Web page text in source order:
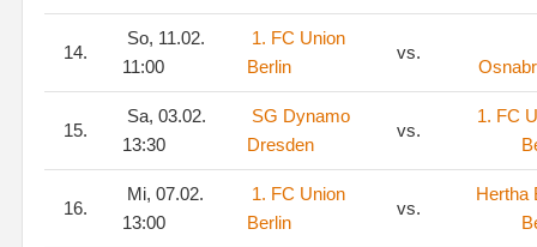
14.
So, 11.02.
11:00
1. FC Union
Berlin
vs.
15.
Sa, 03.02.
13:30
SG Dynamo
Dresden
vs.
1. FC
16.
Mi, 07.02.
13:00
1. FC Union
Berlin
vs.
Hertha